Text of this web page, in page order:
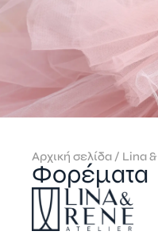
Αρχική σελίδα / Lina
Φορέματα